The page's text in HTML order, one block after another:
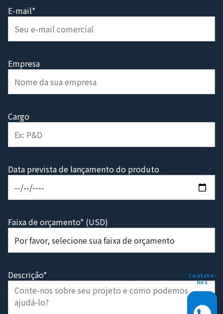
Contate-
nos
E-mail*
Empresa
Cargo
Data prevista de lançamento do produto
Faixa de orçamento* (USD)
Descrição*